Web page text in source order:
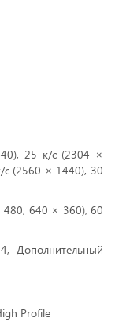
25 к/с (2304 ×
(2560 × 1440), 30
480, 640 × 360), 60
Дополнительный
Profile